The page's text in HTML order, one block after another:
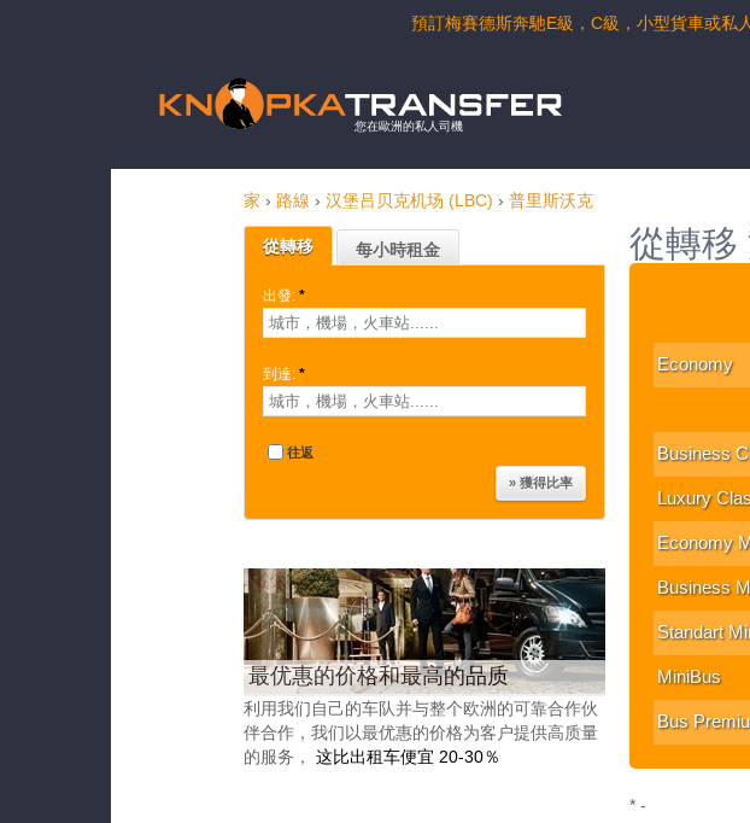
預訂梅賽德斯奔馳E級，C級，小型貨車或私
您在歐洲的私人司機
家 › 路線 › 汉堡吕贝克机场 (LBC) › 普里斯沃克
從轉移 每小時租金
出發: *
到達: *
往返
最优惠的价格和最高的品质
利用我们自己的车队并与整个欧洲的可靠合作伙
伴合作，我们以最优惠的价格为客户提供高质量
的服务， 这比出租车便宜 20-30％
從轉移
Economy
Business
Luxury
Economy
Business
Standart
MiniBus
Bus
* -